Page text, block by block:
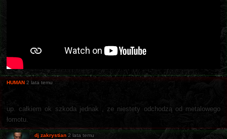
HUMAN 2 lata temu
up. całkiem ok szkoda jednak , ze niestety odchodzą od metalowego
łomotu.
dj zakrystian 2 lata temu